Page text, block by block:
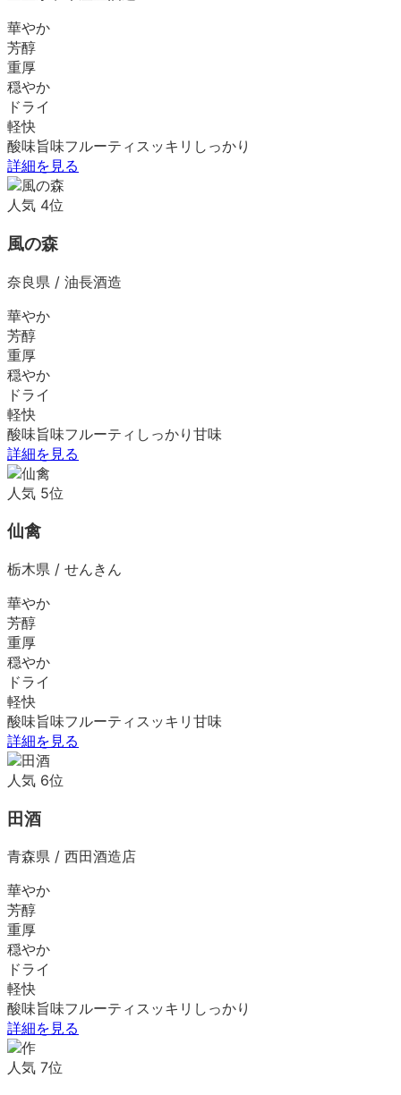
華やか
芳醇
重厚
穏やか
ドライ
軽快
酸味旨味フルーティ スッキリ しっかり
詳細を見る
人気 4位
風の森
奈良県 / 油長酒造
華やか
芳醇
重厚
穏やか
ドライ
軽快
酸味旨味フルーティ しっかり 甘味
詳細を見る
人気 5位
仙禽
栃木県 / せんきん
華やか
芳醇
重厚
穏やか
ドライ
軽快
酸味旨味フルーティ スッキリ 甘味
詳細を見る
人気 6位
田酒
青森県 / 西田酒造店
華やか
芳醇
重厚
穏やか
ドライ
軽快
酸味旨味フルーティ スッキリ しっかり
詳細を見る
人気 7位